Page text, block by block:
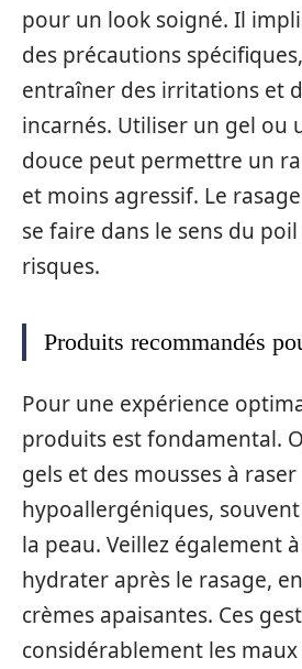
pour un look soigné. Il
des précautions
entraîner des irritations et
incarnés. Utiliser un gel ou
douce peut permettre un
et moins agressif. Le
se faire dans le sens du
risques.
Produits recommandés
Pour une expérience
produits est fondamental.
gels et des mousses à raser
hypoallergéniques,
la peau. Veillez également
hydrater après le rasage,
crèmes apaisantes. Ces
considérablement les